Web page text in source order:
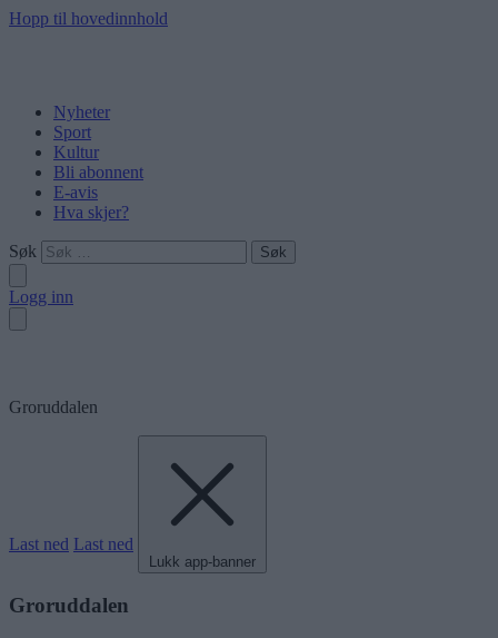
Hopp til hovedinnhold
Nyheter
Sport
Kultur
Bli abonnent
E-avis
Hva skjer?
Søk
Logg inn
Groruddalen
Last ned Last ned
Lukk app-banner
Groruddalen